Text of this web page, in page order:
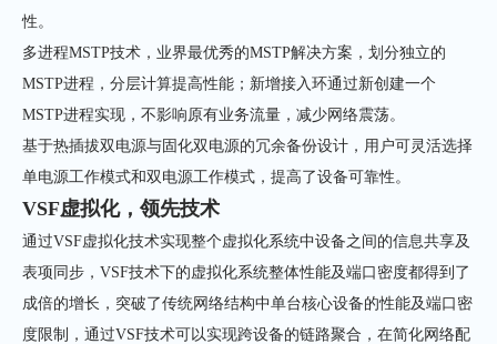
性。
多进程MSTP技术，业界最优秀的MSTP解决方案，划分独立的
MSTP进程，分层计算提高性能；新增接入环通过新创建一个
MSTP进程实现，不影响原有业务流量，减少网络震荡。
基于热插拔双电源与固化双电源的冗余备份设计，用户可灵活选择
单电源工作模式和双电源工作模式，提高了设备可靠性。
VSF虚拟化，领先技术
通过VSF虚拟化技术实现整个虚拟化系统中设备之间的信息共享及
表项同步，VSF技术下的虚拟化系统整体性能及端口密度都得到了
成倍的增长，突破了传统网络结构中单台核心设备的性能及端口密
度限制，通过VSF技术可以实现跨设备的链路聚合，在简化网络配